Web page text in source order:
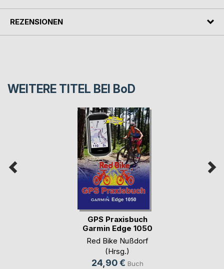
REZENSIONEN
WEITERE TITEL BEI BoD
GPS Praxisbuch
Garmin Edge 1050
Red Bike Nußdorf
(Hrsg.)
24,90 € Buch